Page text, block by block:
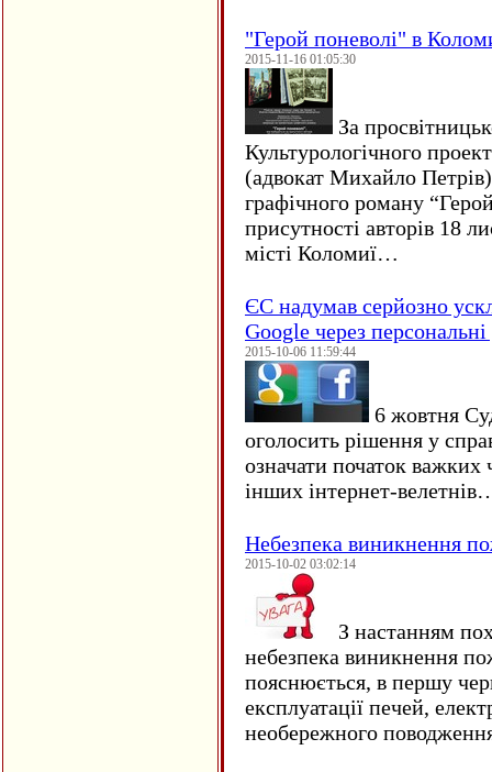
"Герой поневолі" в
2015-11-16 01:05:30
За
Культурологічного
(адвокат Михайло
графічного роману
присутності авторів 18
місті Коломиї…
ЄC надумав серйозно
Google через персональні
2015-10-06 11:59:44
6 жовтня
оголосить рішення у
означати початок важких
інших інтернет-
Небезпека виникнення
2015-10-02 03:02:14
З настанням
небезпека виникнення
пояснюється, в першу
експлуатації печей,
необережного